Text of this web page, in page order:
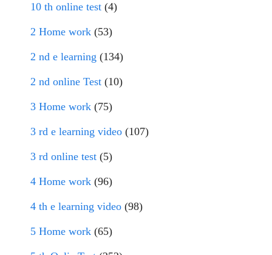
10 th online test (4)
2 Home work (53)
2 nd e learning (134)
2 nd online Test (10)
3 Home work (75)
3 rd e learning video (107)
3 rd online test (5)
4 Home work (96)
4 th e learning video (98)
5 Home work (65)